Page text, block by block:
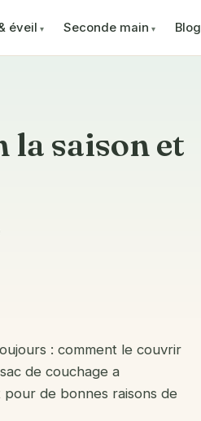
éveil Seconde main Blog
la saison et
: comment le couvrir
de couchage a
de bonnes raisons de